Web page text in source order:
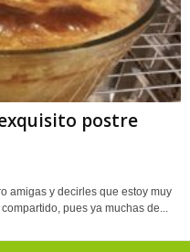
postre
amigas y decirles que estoy muy
pues ya muchas de...